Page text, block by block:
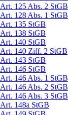
Art. 125 Abs. 2 StGB
Art. 128 Abs. 1 StGB
Art. 135 StGB
Art. 138 StGB
Art. 140 StGB
Art. 140 Ziff. 2 StGB
Art. 143 StGB
Art. 146 StGB
Art. 146 Abs. 1 StGB
Art. 146 Abs. 2 StGB
Art. 146 Abs. 3 StGB
Art. 148a StGB